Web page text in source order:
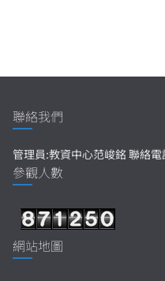
聯絡我們
管理員:教資中心范峻銘 聯絡
參觀人數
網站地圖